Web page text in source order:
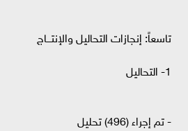
تاسعاً: إنجازات التحاليل والإنتـــاج
1- التحاليل
- تم إجراء (496) تحليل